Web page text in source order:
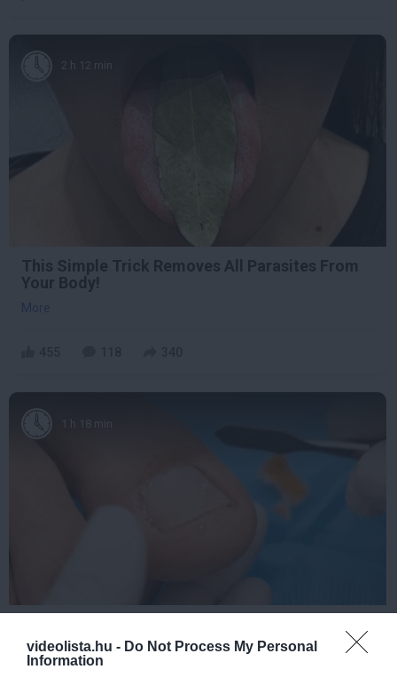
videolista.hu - Do Not Process My Personal
Information
2 h 12 min
This Simple Trick Removes All Parasites From
Your Body!
More
1 h 18 min
Use
More